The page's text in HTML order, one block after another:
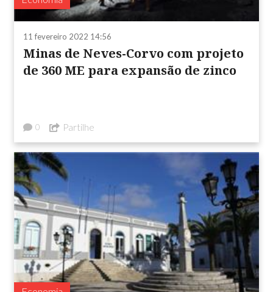
11 fevereiro 2022 14:56
Minas de Neves-Corvo com projeto
de 360 ME para expansão de zinco
0 Partilhe